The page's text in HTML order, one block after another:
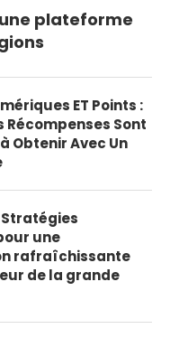
plateforme
ET Points :
Récompenses Sont
Obtenir Avec Un
Stratégies
une
rafraîchissante
de la grande